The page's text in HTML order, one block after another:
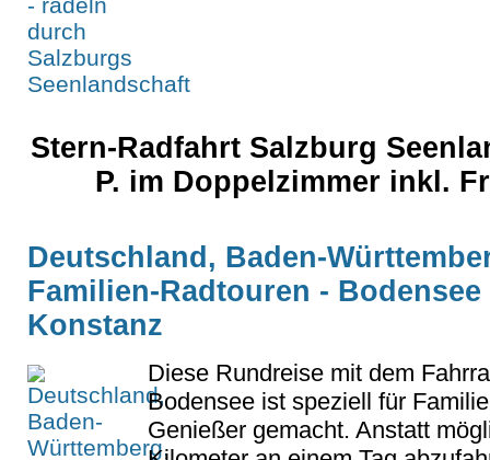
Stern-Radfahrt Salzburg
P. im Doppelzimmer inkl.
Deutschland, Baden-
Familien-Radtouren -
Konstanz
Diese Rundreise mit dem
Bodensee ist speziell für
Genießer gemacht. Anstatt